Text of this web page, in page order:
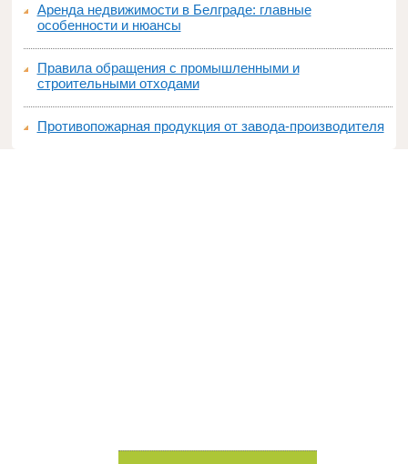
Аренда недвижимости в Белграде: главные
особенности и нюансы
Правила обращения с промышленными и
строительными отходами
Противопожарная продукция от завода-производителя